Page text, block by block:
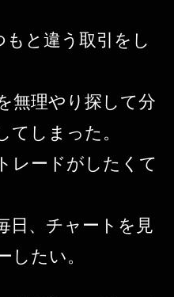
と違う取引をし
無理やり探して分
てしまった。
レードがしたくて
日、チャートを見
したい。